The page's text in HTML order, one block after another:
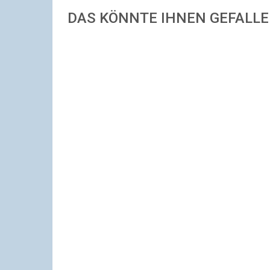
DAS KÖNNTE IHNEN